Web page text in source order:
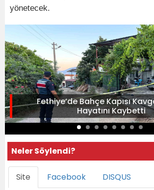
yönetecek.
Fethiye’de Bahçe Kapısı
Hayatını Kaybetti
Neler Söylendi?
Site Facebook DISQUS